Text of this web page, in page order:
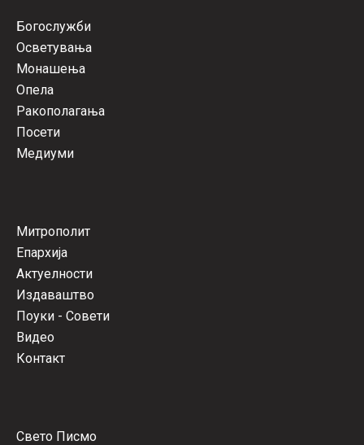
Богослужби
Осветувања
Монашења
Опела
Ракополагања
Посети
Медиуми
Митрополит
Епархија
Актуелности
Издаваштво
Поуки - Совети
Видео
Контакт
Свето Писмо